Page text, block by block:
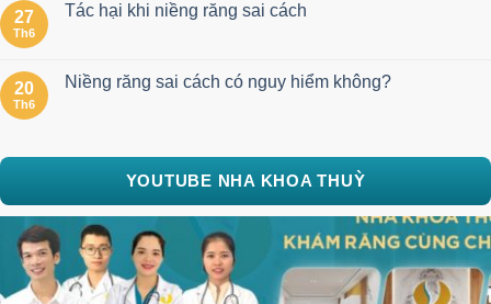
27
Th6
Tác hại khi niềng răng sai cách
20
Th6
Niềng răng sai cách có nguy hiểm không?
YOUTUBE NHA KHOA THUỲ